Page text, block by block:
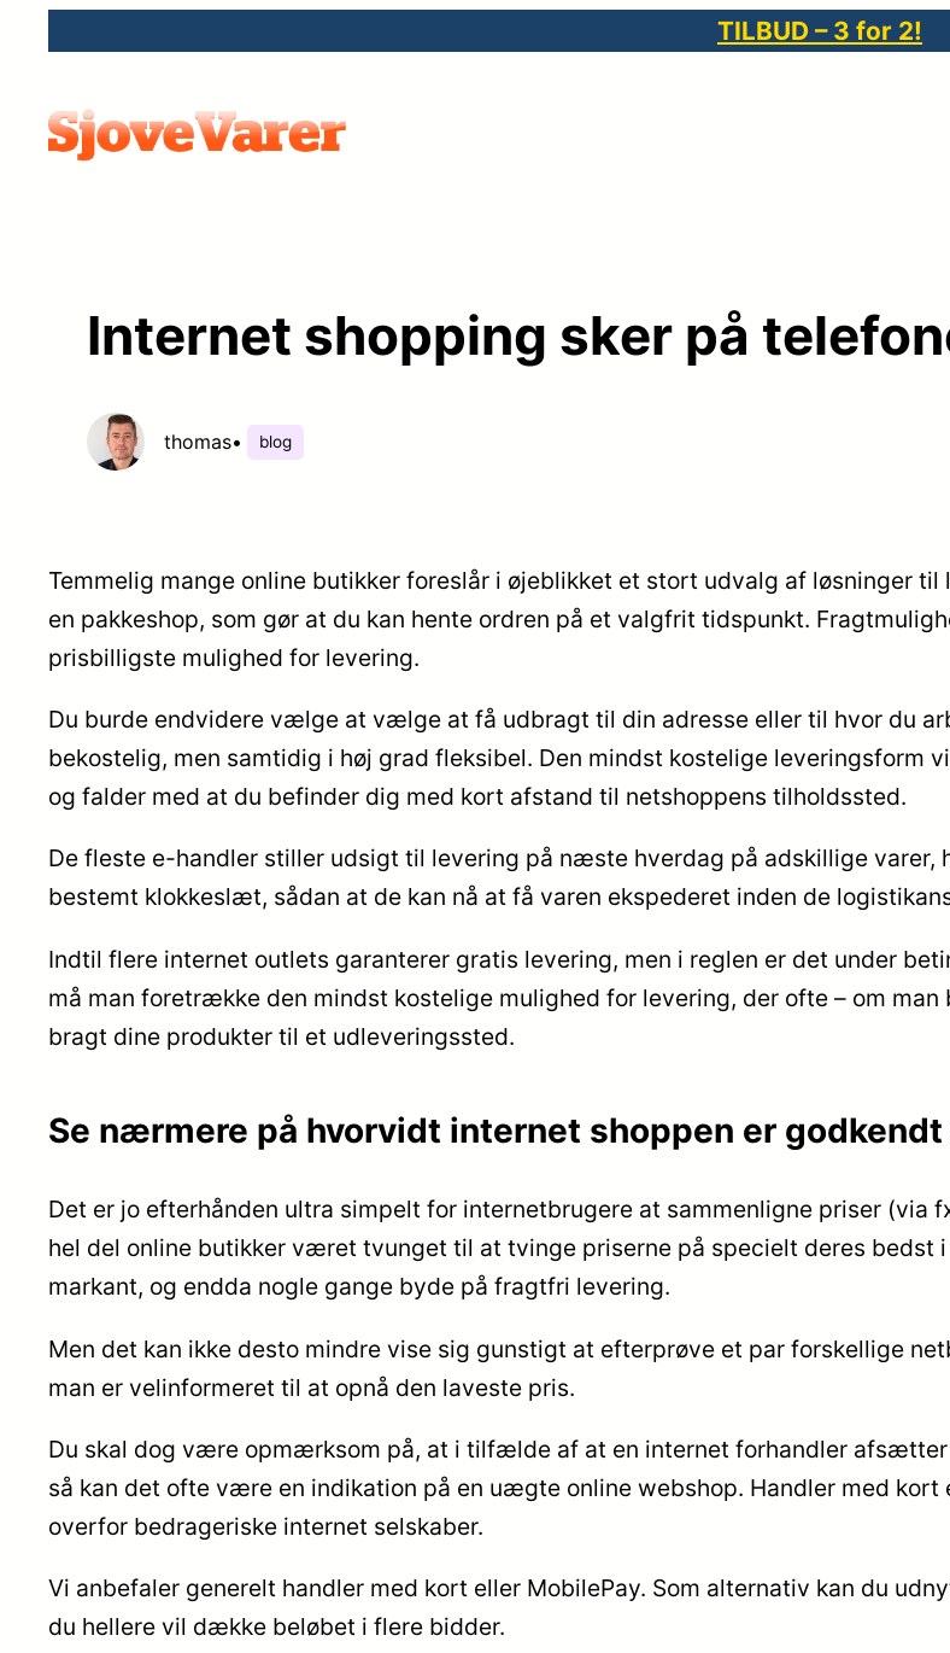
indhold
TILBUD – 3 for 2!
Internet shopping sker på
thomas• blog
Temmelig mange online butikker foreslår i øjeblikket et stort udvalg af løsninger
en pakkeshop, som gør at du kan hente ordren på et valgfrit tidspunkt.
prisbilligste mulighed for levering.
Du burde endvidere vælge at vælge at få udbragt til din adresse eller til hvor du
bekostelig, men samtidig i høj grad fleksibel. Den mindst kostelige
og falder med at du befinder dig med kort afstand til netshoppens tilholdssted.
De fleste e-handler stiller udsigt til levering på næste hverdag på adskillige
bestemt klokkeslæt, sådan at de kan nå at få varen ekspederet inden de
Indtil flere internet outlets garanterer gratis levering, men i reglen er det under
må man foretrække den mindst kostelige mulighed for levering, der ofte – om
bragt dine produkter til et udleveringssted.
Se nærmere på hvorvidt internet shoppen er
Det er jo efterhånden ultra simpelt for internetbrugere at sammenligne priser (via
hel del online butikker været tvunget til at tvinge priserne på specielt deres bedst
markant, og endda nogle gange byde på fragtfri levering.
Men det kan ikke desto mindre vise sig gunstigt at efterprøve et par forskellige
man er velinformeret til at opnå den laveste pris.
Du skal dog være opmærksom på, at i tilfælde af at en internet forhandler
så kan det ofte være en indikation på en uægte online webshop. Handler med
overfor bedrageriske internet selskaber.
Vi anbefaler generelt handler med kort eller MobilePay. Som alternativ kan du
du hellere vil dække beløbet i flere bidder.